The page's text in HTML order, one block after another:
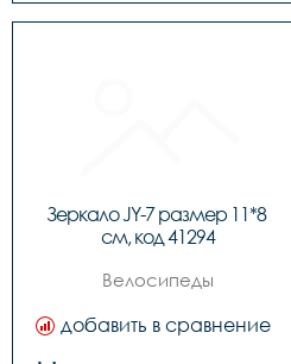
Зеркало JY-7 размер 11*8
см, код 41294
Велосипеды
добавить в сравнение